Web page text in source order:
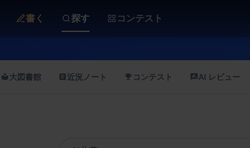
書く 探す コンテスト
大図書館 近況ノート コンテスト AI レビュー